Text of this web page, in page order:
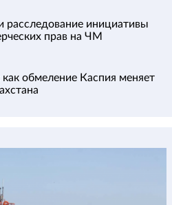
расследование инициативы
прав на ЧМ
обмеление Каспия меняет